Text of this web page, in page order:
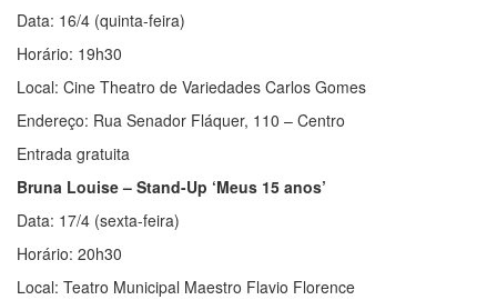
Data: 16/4 (quinta-feira)
Horário: 19h30
Local: Cine Theatro de Variedades Carlos Gomes
Endereço: Rua Senador Fláquer, 110 – Centro
Entrada gratuita
Bruna Louise – Stand-Up ‘Meus 15 anos’
Data: 17/4 (sexta-feira)
Horário: 20h30
Local: Teatro Municipal Maestro Flavio Florence